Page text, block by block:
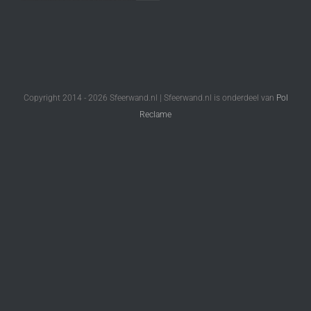
Copyright 2014 - 2026 Sfeerwand.nl | Sfeerwand.nl is onderdeel van Pol
Reclame